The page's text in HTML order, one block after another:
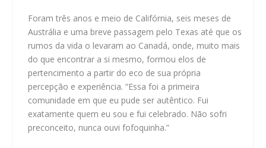
Foram três anos e meio de Califórnia, seis meses de
Austrália e uma breve passagem pelo Texas até que os
rumos da vida o levaram ao Canadá, onde, muito mais
do que encontrar a si mesmo, formou elos de
pertencimento a partir do eco de sua própria
percepção e experiência. “Essa foi a primeira
comunidade em que eu pude ser autêntico. Fui
exatamente quem eu sou e fui celebrado. Não sofri
preconceito, nunca ouvi fofoquinha.”